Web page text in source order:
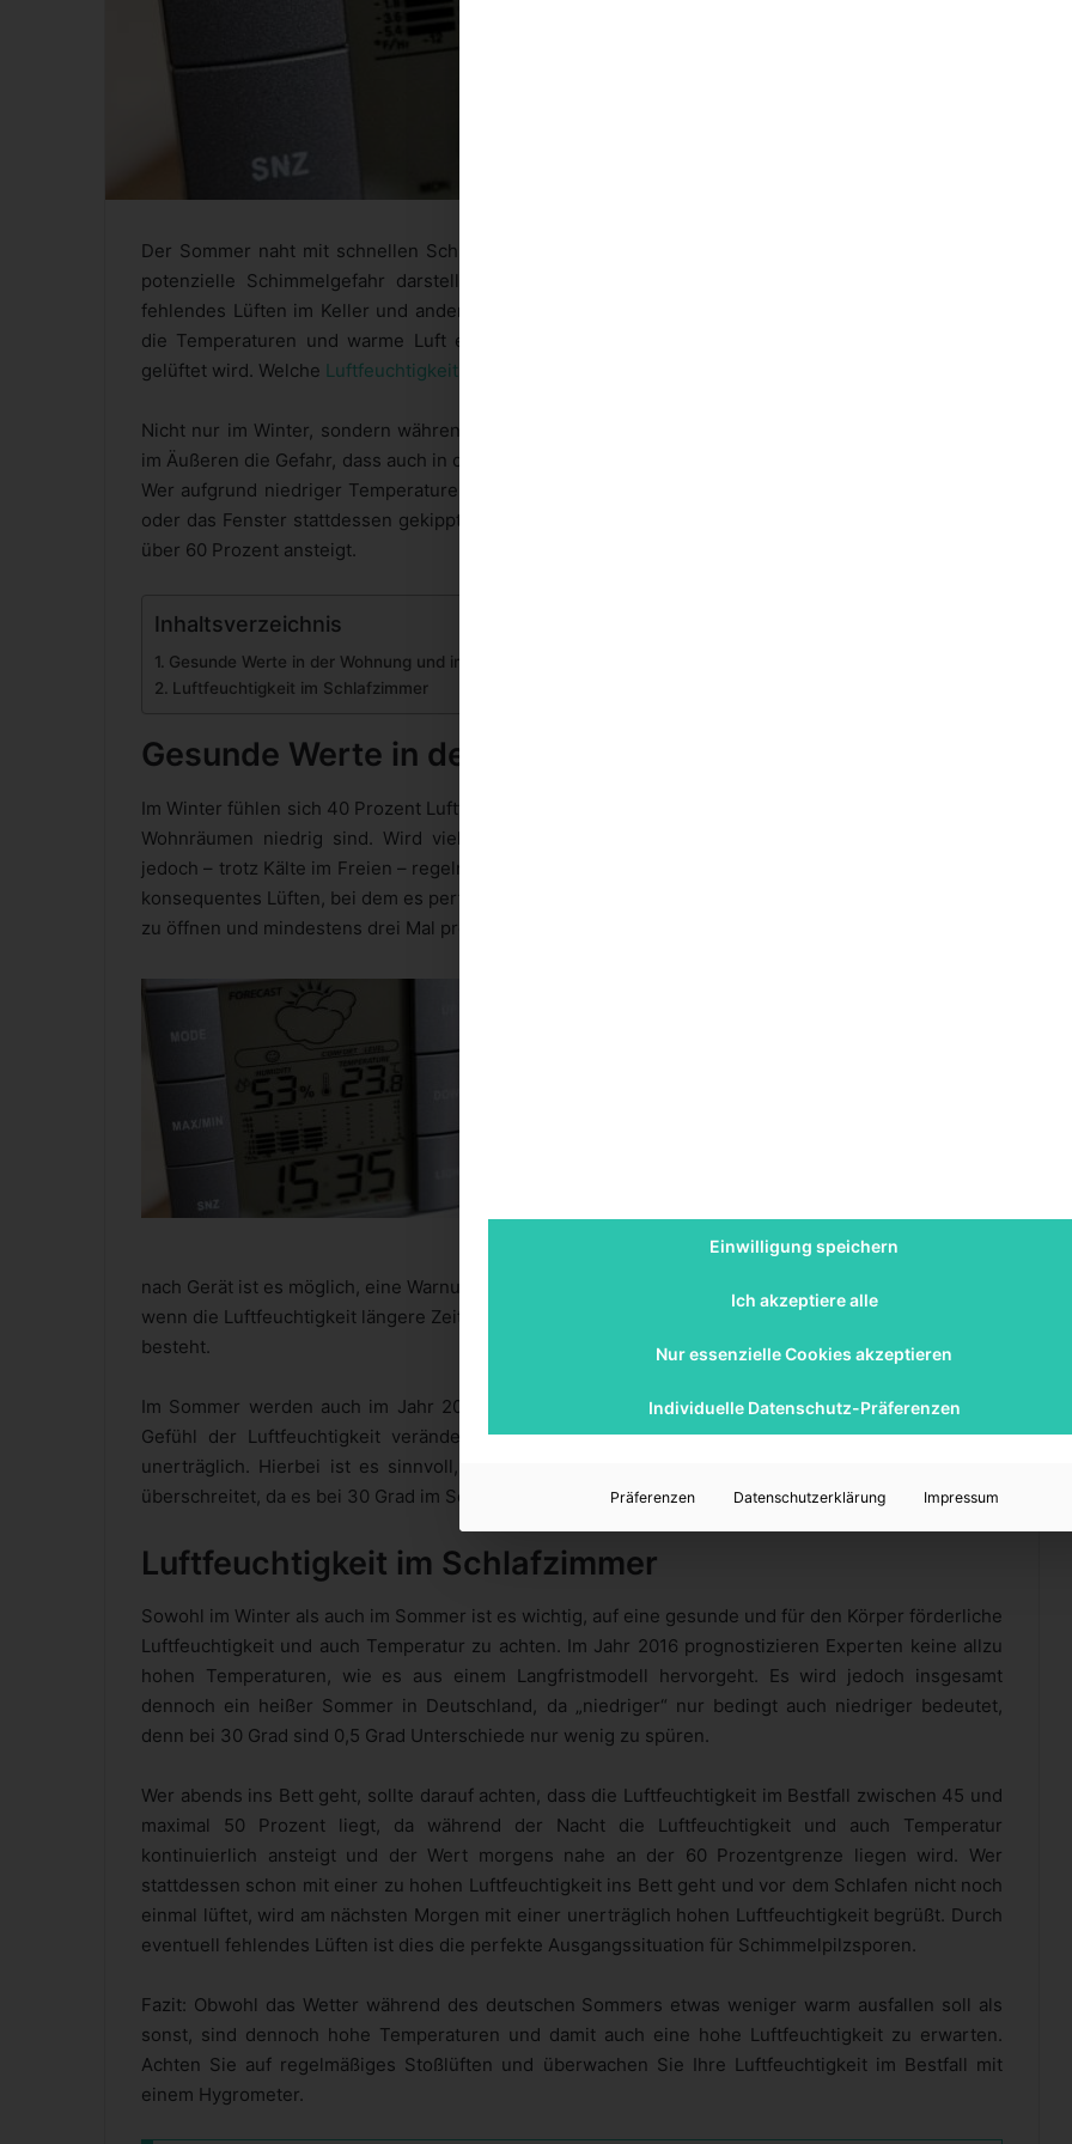
Der Sommer naht mit schnellen Schritten und mit ihm auch eine erhöhte Luftfeuchtigkeit, die eine
potenzielle Schimmelgefahr darstellt. Bereits im Winter sorgt eine hohe Luftfeuchtigkeit durch
fehlendes Lüften im Keller und anderen Räumen für entsprechende Risiken. Nun allerdings steigen
die Temperaturen und warme Luft entweicht schlechter, wenn nicht konsequent und regelmäßig
gelüftet wird. Welche Luftfeuchtigkeit ist im Jahr 2016 in Deutschland
Nicht nur im Winter, sondern während des gesamten Jahres besteht durch erhöhte Luftfeuchtigkeit
im Äußeren die Gefahr, dass auch in den Wohnräumen die Luftfeuchtigkeit ein zu hohes Maß erreicht.
Wer aufgrund niedriger Temperaturen im Winter oder wegen der Hitze im Sommer nur selten lüftet
oder das Fenster stattdessen gekippt lässt, läuft Gefahr, dass die Feuchtigkeit der Luft dauerhaft auf
über 60 Prozent ansteigt.
Inhaltsverzeichnis
Gesunde Werte in der Wohnung und im Haus
Luftfeuchtigkeit im Schlafzimmer
Gesunde Werte in der Wohnung und im Haus
Im Winter fühlen sich 40 Prozent Luftfeuchtigkeit relativ trocken an, da auch die Temperaturen in den
Wohnräumen niedrig sind. Wird viel geheizt, so steigt gleichzeitig auch die Luftfeuchtigkeit, die
jedoch – trotz Kälte im Freien – regelmäßig gesenkt werden muss. Am einfachsten gelingt dies durch
konsequentes Lüften, bei dem es perfekt ist, zwei gegenüberliegende Fenster für etwa zehn Minuten
zu öffnen und mindestens drei Mal pro Tag zu wiederholen.
Unser Tipp: Ein Hygrometer in einzelnen Räumen klärt
auf und misst dauerhaft die aktuelle Luftfeuchtigkeit. Je
nach Gerät ist es möglich, eine Warnung auszusenden (beispielsweise per Anzeige oder Signal),
wenn die Luftfeuchtigkeit längere Zeit über einem zu hohen Wert liegt und damit Schimmelgefahr
besteht.
Im Sommer werden auch im Jahr 2016 die Temperaturen massiv ansteigen, sodass sich auch das
Gefühl der Luftfeuchtigkeit verändert. Was sich im Winter angenehm anfühlt, wird im Sommer
unerträglich. Hierbei ist es sinnvoll, darauf zu achten, dass die Luftfeuchtigkeit 50 Prozent nicht
überschreitet, da es bei 30 Grad im Schatten sonst sehr schnell unangenehm werden kann.
Luftfeuchtigkeit im Schlafzimmer
Sowohl im Winter als auch im Sommer ist es wichtig, auf eine gesunde und für den Körper förderliche
Luftfeuchtigkeit und auch Temperatur zu achten. Im Jahr 2016 prognostizieren Experten keine allzu
hohen Temperaturen, wie es aus einem Langfristmodell hervorgeht. Es wird jedoch insgesamt
dennoch ein heißer Sommer in Deutschland, da „niedriger“ nur bedingt auch niedriger bedeutet,
denn bei 30 Grad sind 0,5 Grad Unterschiede nur wenig zu spüren.
Wer abends ins Bett geht, sollte darauf achten, dass die Luftfeuchtigkeit im Bestfall zwischen 45 und
maximal 50 Prozent liegt, da während der Nacht die Luftfeuchtigkeit und auch Temperatur
kontinuierlich ansteigt und der Wert morgens nahe an der 60 Prozentgrenze liegen wird. Wer
stattdessen schon mit einer zu hohen Luftfeuchtigkeit ins Bett geht und vor dem Schlafen nicht noch
einmal lüftet, wird am nächsten Morgen mit einer unerträglich hohen Luftfeuchtigkeit begrüßt. Durch
eventuell fehlendes Lüften ist dies die perfekte Ausgangssituation für Schimmelpilzsporen.
Fazit: Obwohl das Wetter während des deutschen Sommers etwas weniger warm ausfallen soll als
sonst, sind dennoch hohe Temperaturen und damit auch eine hohe Luftfeuchtigkeit zu erwarten.
Achten Sie auf regelmäßiges Stoßlüften und überwachen Sie Ihre Luftfeuchtigkeit im Bestfall mit
einem Hygrometer.
Einwilligung speichern
Ich akzeptiere alle
Nur essenzielle Cookies akzeptieren
Individuelle Datenschutz-Präferenzen
Präferenzen Datenschutzerklärung Impressum